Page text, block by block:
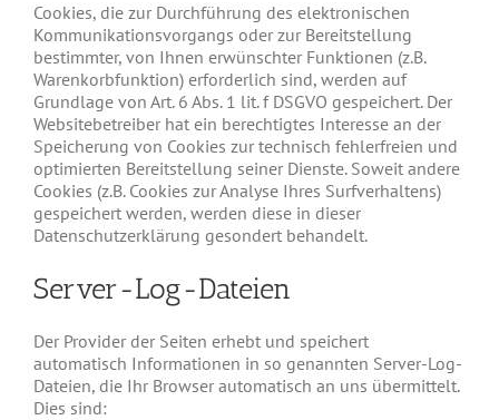
Cookies, die zur Durchführung des elektronischen
Kommunikationsvorgangs oder zur Bereitstellung
bestimmter, von Ihnen erwünschter Funktionen (z.B.
Warenkorbfunktion) erforderlich sind, werden auf
Grundlage von Art. 6 Abs. 1 lit. f DSGVO gespeichert. Der
Websitebetreiber hat ein berechtigtes Interesse an der
Speicherung von Cookies zur technisch fehlerfreien und
optimierten Bereitstellung seiner Dienste. Soweit andere
Cookies (z.B. Cookies zur Analyse Ihres Surfverhaltens)
gespeichert werden, werden diese in dieser
Datenschutzerklärung gesondert behandelt.
Server-Log-Dateien
Der Provider der Seiten erhebt und speichert
automatisch Informationen in so genannten Server-Log-
Dateien, die Ihr Browser automatisch an uns übermittelt.
Dies sind: